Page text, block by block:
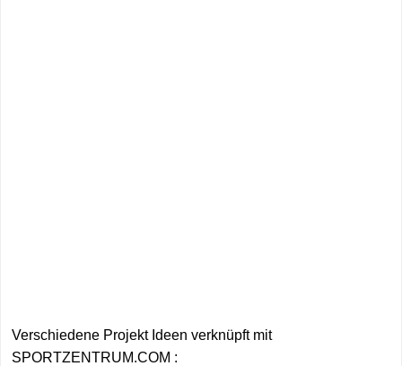
Verschiedene Projekt Ideen verknüpft mit
SPORTZENTRUM.COM :